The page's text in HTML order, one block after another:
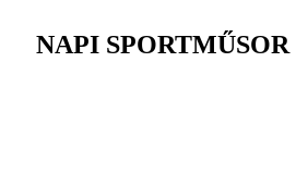
NAPI SPORTMŰSOR